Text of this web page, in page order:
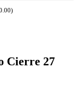
Cierre 27